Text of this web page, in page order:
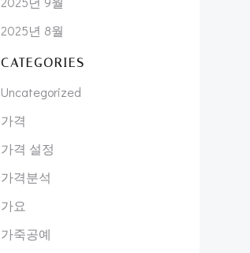
2025년 8월
CATEGORIES
Uncategorized
가격
가격 설정
가격분석
가요
가죽공예